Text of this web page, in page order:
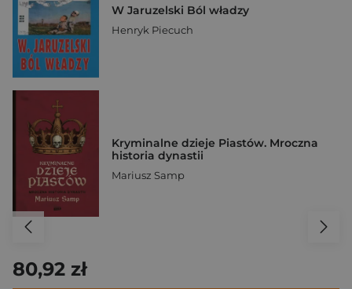
W Jaruzelski Ból władzy
Henryk Piecuch
Kryminalne dzieje Piastów. Mroczna
historia dynastii
Mariusz Samp
80,92 zł